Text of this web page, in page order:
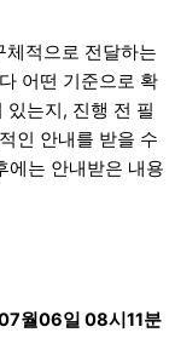
적으로 전달하는
어떤 기준으로 확
있는지, 진행 전 필
인 안내를 받을 수
에는 안내받은 내용
월06일 08시11분